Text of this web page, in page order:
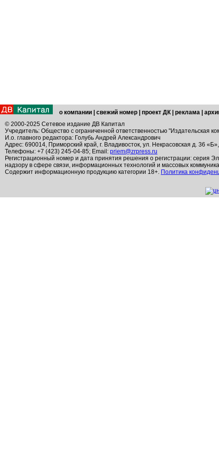
о компании свежий номер проект ДК реклама
© 2000-2025 Сетевое издание ДВ Капитал
Учредитель: Общество с ограниченной ответственностью "Издательская
И.о. главного редактора: Голубь Андрей Александрович
Адрес: 690014, Приморский край, г. Владивосток, ул. Некрасовская д. 36
Телефоны: +7 (423) 245-04-85; Email: priem@zrpress.ru
Регистрационный номер и дата принятия решения о регистрации: серия
надзору в сфере связи, информационных технологий и массовых
Содержит информационную продукцию категории 18+. Политика